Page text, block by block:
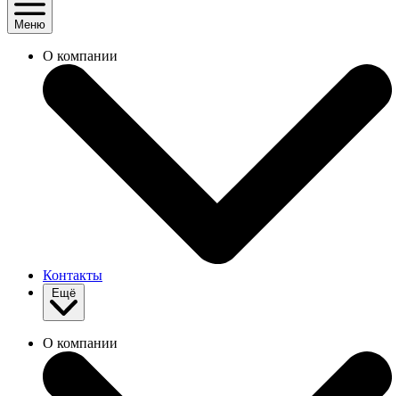
Меню
О компании
Контакты
О компании